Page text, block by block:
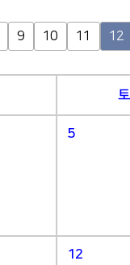
9 10 11 12
토
5
12